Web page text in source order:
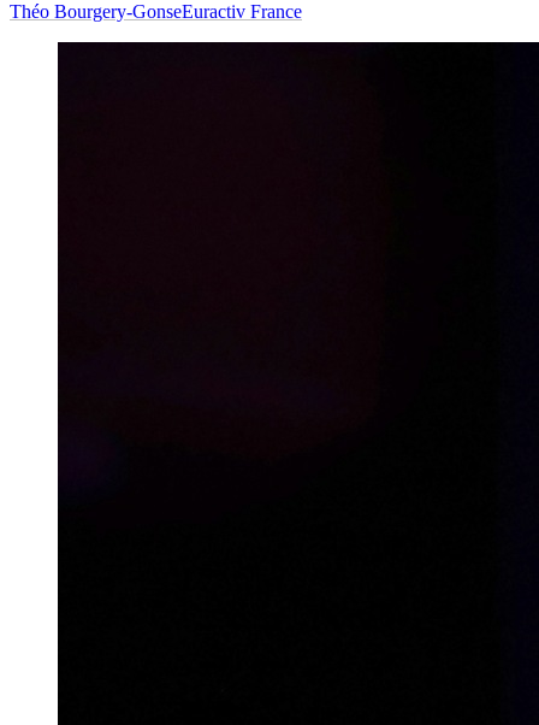
Théo Bourgery-GonseEuractiv France